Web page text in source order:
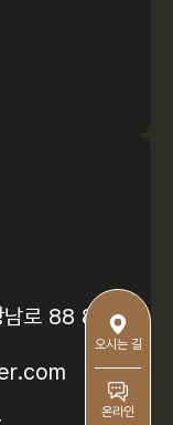
남로 88 8층
오시는 길
온라인